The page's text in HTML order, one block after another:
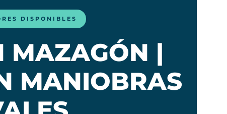
DISPONIBLES
MAZAGÓN |
MANIOBRAS